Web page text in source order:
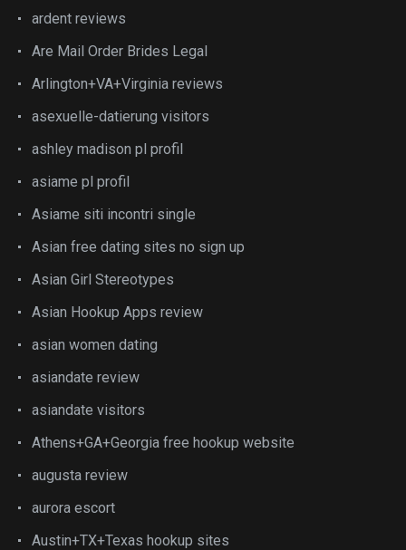
ardent reviews
Are Mail Order Brides Legal
Arlington+VA+Virginia reviews
asexuelle-datierung visitors
ashley madison pl profil
asiame pl profil
Asiame siti incontri single
Asian free dating sites no sign up
Asian Girl Stereotypes
Asian Hookup Apps review
asian women dating
asiandate review
asiandate visitors
Athens+GA+Georgia free hookup website
augusta review
aurora escort
Austin+TX+Texas hookup sites